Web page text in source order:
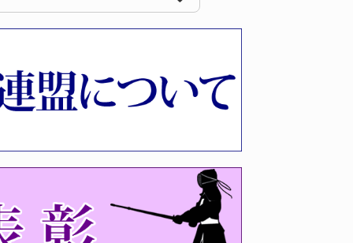
受付時間